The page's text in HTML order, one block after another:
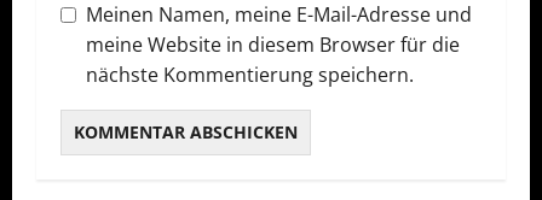
Meinen Namen, meine E-Mail-Adresse und
meine Website in diesem Browser für die
nächste Kommentierung speichern.